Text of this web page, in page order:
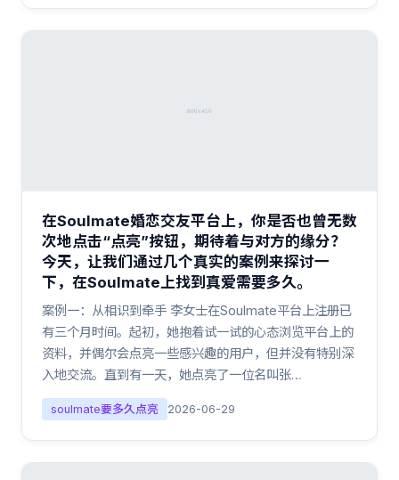
在Soulmate婚恋交友平台上，你是否也曾无数
次地点击“点亮”按钮，期待着与对方的缘分？
今天，让我们通过几个真实的案例来探讨一
下，在Soulmate上找到真爱需要多久。
案例一：从相识到牵手 李女士在Soulmate平台上注册已
有三个月时间。起初，她抱着试一试的心态浏览平台上的
资料，并偶尔会点亮一些感兴趣的用户，但并没有特别深
入地交流。直到有一天，她点亮了一位名叫张…
soulmate要多久点亮 2026-06-29